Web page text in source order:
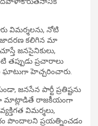
విమర్శలను, నోటి
కలిగిన మా
జనసైనికులు,
తప్పుడు ప్రచారాలు
ఘాటుగా హెచ్చరించారు.
జనసేన పార్టీ ప్రతిష్టను
మాట్లాడితే రాజకీయంగా
విమర్శలు,
పొందాలని ప్రయత్నించడం